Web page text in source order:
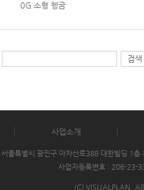
0G 소형 헹굼
사업소개
울특별시 광진구 아차산로388 대한빌딩 1층
사업자등록번호 : 206-23-
(C) VISUALPLAN.